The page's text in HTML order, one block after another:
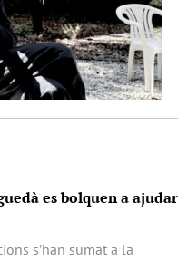
es bolquen a ajudar
s’han sumat a la